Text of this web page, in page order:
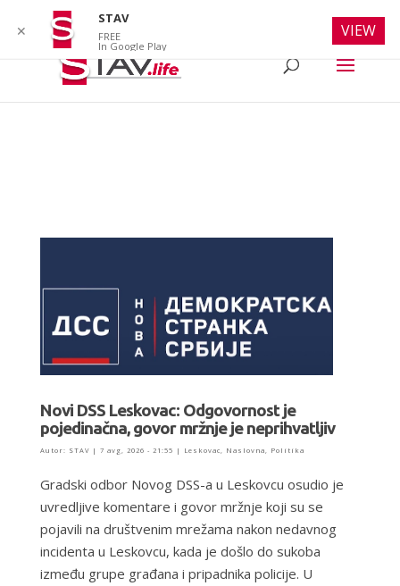
Novi DSS Leskovac: Odgovornost je
pojedinačna, govor mržnje je neprihvatljiv
Autor: STAV| 7 avg, 2026 - 21:55 | Leskovac, Naslovna, Politika
Gradski odbor Novog DSS-a u Leskovcu osudio je
uvredljive komentare i govor mržnje koji su se
pojavili na društvenim mrežama nakon nedavnog
incidenta u Leskovcu, kada je došlo do sukoba
između grupe građana i pripadnika policije. U
✕
STAV
FREE
In Google Play
VIEW